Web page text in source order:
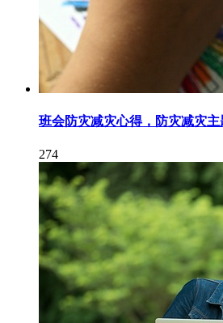
班会防灾减灾心得，防灾减灾
274